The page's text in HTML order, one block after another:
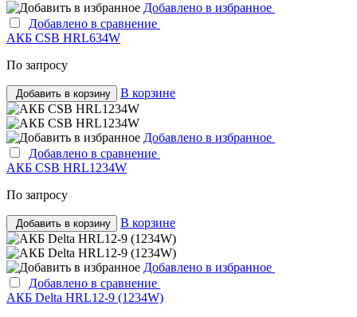
Добавлено в избранное
Добавлено в сравнение
АКБ CSB HRL634W
По запросу
Добавить в корзину В корзине
Добавлено в избранное
Добавлено в сравнение
АКБ CSB HRL1234W
По запросу
Добавить в корзину В корзине
Добавлено в избранное
Добавлено в сравнение
АКБ Delta HRL12-9 (1234W)